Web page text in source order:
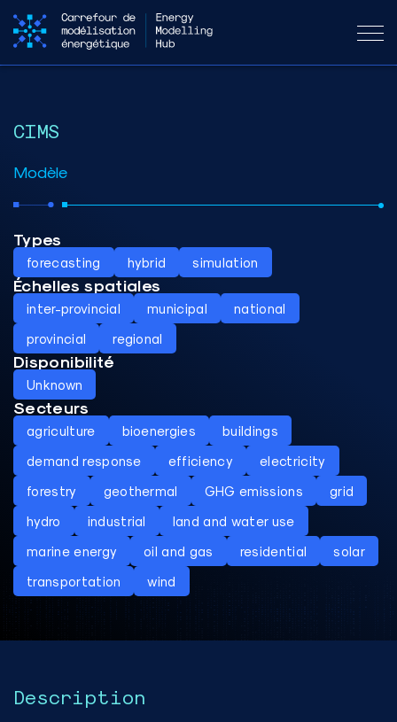
CIMS
Modèle
Types
forecasting hybrid simulation
Échelles spatiales
inter-provincial municipal
national
provincial
regional
Disponibilité
Unknown
Secteurs
agriculture bioenergies
buildings
demand response
efficiency
electricity
forestry
geothermal GHG emissions
grid
hydro
industrial
land and water use
marine energy
oil and gas residential
solar
transportation
wind
Description